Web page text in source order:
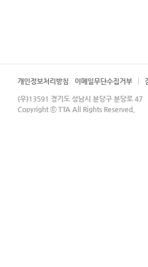
개인정보처리방침 이메일무단수집거부
(우)13591 경기도 성남시 분당구 분당로
Copyright ⓒ TTA All Rights Reserved.